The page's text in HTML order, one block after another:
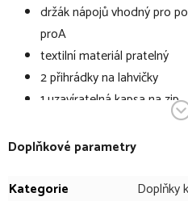
držák nápojů vhodný pro
proA
textilní materiál pratelný
2 přihrádky na lahvičky
1 uzavíratelná kapsa na zip
uchycení pomocí suchého
Doplňkové parametry
Kategorie
Doplňky